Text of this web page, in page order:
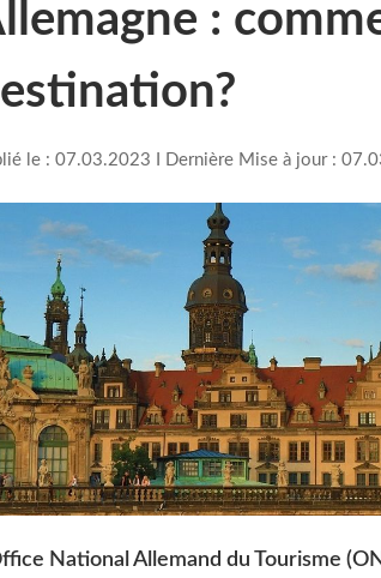
:
le : 07.03.2023 I Dernière Mise à jour :
National Allemand du Tourisme